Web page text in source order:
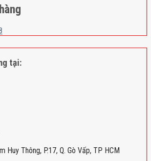
tại:
Huy Thông, P.17, Q. Gò Vấp, TP HCM